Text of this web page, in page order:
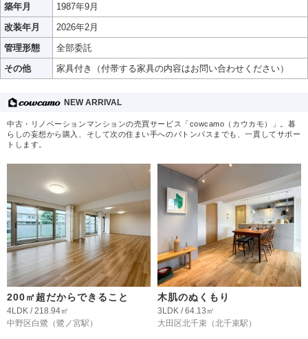
築年月
1987年9月
改装年月
2026年2月
管理形態
全部委託
その他
家具付き（付帯する家具の内容はお問い合わせください）
NEW ARRIVAL
中古・リノベーションマンションの売買サービス「cowcamo（カウカモ）」。暮
らしの妄想から購入、そして次の住まい手へのバトンパスまでも、一貫してサポー
トします。
200㎡超だからできること
4LDK / 218.94㎡
中野区白鷺 （鷺ノ宮駅）
木肌のぬくもり
3LDK / 64.13㎡
大田区北千束 （北千束駅）